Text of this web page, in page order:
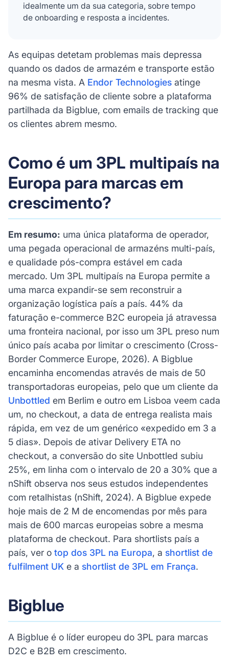
idealmente um da sua categoria, sobre tempo
de onboarding e resposta a incidentes.
As equipas detetam problemas mais depressa
quando os dados de armazém e transporte estão
na mesma vista. A Endor Technologiesatinge
96% de satisfação de cliente sobre a plataforma
partilhada da Bigblue, com emails de tracking que
os clientes abrem mesmo.
Como é um 3PL multipaís na
Europa para marcas em
crescimento?
Em resumo: uma única plataforma de operador,
uma pegada operacional de armazéns multi-país,
e qualidade pós-compra estável em cada
mercado. Um 3PL multipaís na Europa permite a
uma marca expandir-se sem reconstruir a
organização logística país a país. 44% da
faturação e-commerce B2C europeia já atravessa
uma fronteira nacional, por isso um 3PL preso num
único país acaba por limitar o crescimento (Cross-
Border Commerce Europe, 2026). A Bigblue
encaminha encomendas através de mais de 50
transportadoras europeias, pelo que um cliente da
Unbottled em Berlim e outro em Lisboa veem cada
um, no checkout, a data de entrega realista mais
rápida, em vez de um genérico «expedido em 3 a
5 dias». Depois de ativar Delivery ETA no
checkout, a conversão do site Unbottled subiu
25%, em linha com o intervalo de 20 a 30% que a
nShift observa nos seus estudos independentes
com retalhistas (nShift, 2024). A Bigblue expede
hoje mais de 2 M de encomendas por mês para
mais de 600 marcas europeias sobre a mesma
plataforma de checkout. Para shortlists país a
país, ver o top dos 3PL na Europa, a shortlist de
fulfilment UKe a shortlist de 3PL em França.
Bigblue
A Bigblue é o líder europeu do 3PL para marcas
D2C e B2B em crescimento.